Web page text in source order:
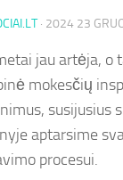
· 2024 23
jau artėja, o
mokesčių
susijusius
aptarsime
procesui.